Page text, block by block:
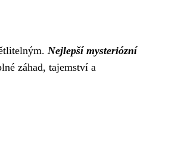
Nejlepší mysteriózní
záhad, tajemství a